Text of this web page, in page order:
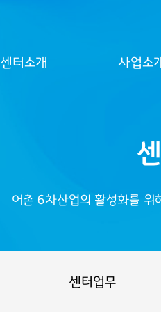
센터소개 사업소
어촌 6차산업의 활성화를 위
센터업무